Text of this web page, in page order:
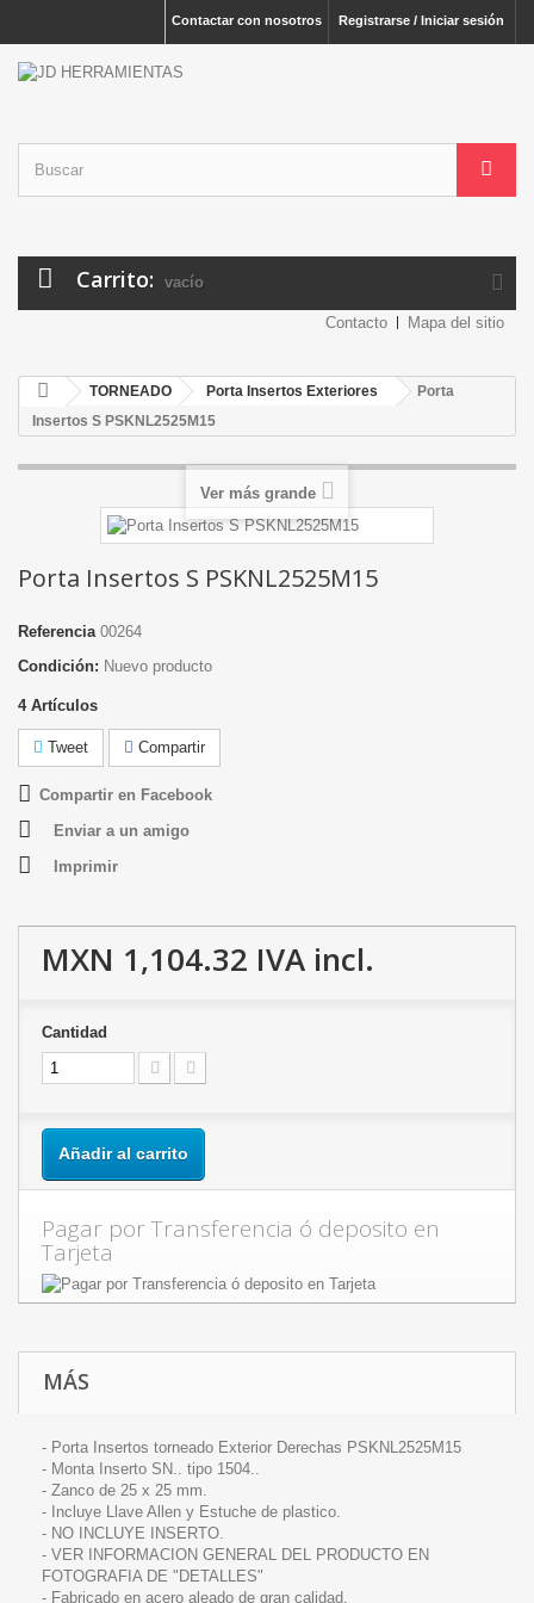
Registrarse / Iniciar sesión
Contactar con nosotros
Carrito: vacío
Contacto Mapa del sitio
TORNEADO Porta Insertos Exteriores
Porta
Insertos S PSKNL2525M15
Ver más grande
Porta Insertos S PSKNL2525M15
Referencia 00264
Condición: Nuevo producto
4 Artículos
Tweet Compartir
Compartir en Facebook
Enviar a un amigo
Imprimir
MXN 1,104.32 IVA incl.
Cantidad
Añadir al carrito
Pagar por Transferencia ó deposito en
Tarjeta
MÁS
- Porta Insertos torneado Exterior Derechas PSKNL2525M15
- Monta Inserto SN.. tipo 1504..
- Zanco de 25 x 25 mm.
- Incluye Llave Allen y Estuche de plastico.
- NO INCLUYE INSERTO.
- VER INFORMACION GENERAL DEL PRODUCTO EN
FOTOGRAFIA DE "DETALLES"
- Fabricado en acero aleado de gran calidad.